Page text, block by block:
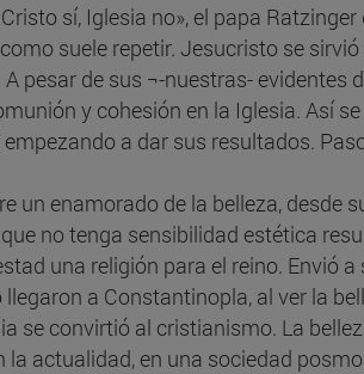
sí, Iglesia no», el papa
suele repetir. Jesucristo se
pesar de sus ¬-nuestras-
y cohesión en la Iglesia. Así
a dar sus resultados.
un enamorado de la belleza,
no tenga sensibilidad estética
una religión para el reino. Envió
a Constantinopla, al ver la
se convirtió al cristianismo. La
actualidad, en una sociedad